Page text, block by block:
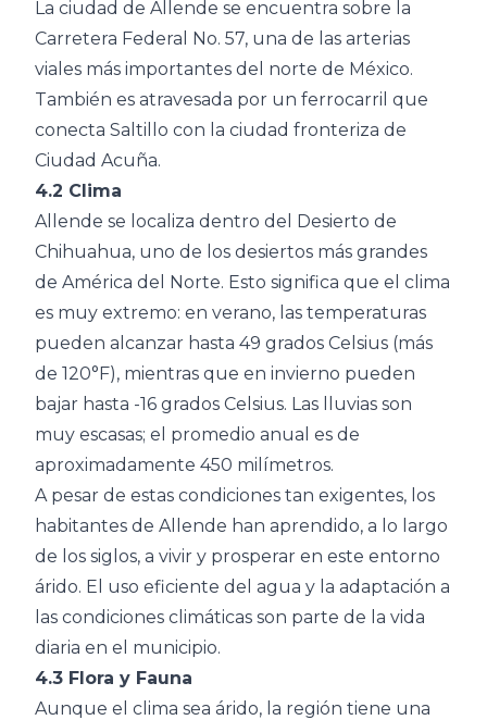
La ciudad de Allende se encuentra sobre la
Carretera Federal No. 57, una de las arterias
viales más importantes del norte de México.
También es atravesada por un ferrocarril que
conecta Saltillo con la ciudad fronteriza de
Ciudad Acuña.
4.2 Clima
Allende se localiza dentro del Desierto de
Chihuahua, uno de los desiertos más grandes
de América del Norte. Esto significa que el clima
es muy extremo: en verano, las temperaturas
pueden alcanzar hasta 49 grados Celsius (más
de 120°F), mientras que en invierno pueden
bajar hasta -16 grados Celsius. Las lluvias son
muy escasas; el promedio anual es de
aproximadamente 450 milímetros.
A pesar de estas condiciones tan exigentes, los
habitantes de Allende han aprendido, a lo largo
de los siglos, a vivir y prosperar en este entorno
árido. El uso eficiente del agua y la adaptación a
las condiciones climáticas son parte de la vida
diaria en el municipio.
4.3 Flora y Fauna
Aunque el clima sea árido, la región tiene una